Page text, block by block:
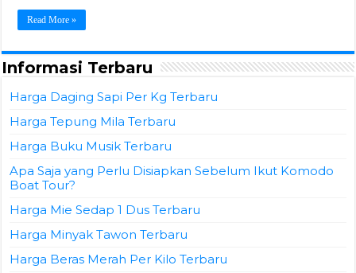
Read More »
Informasi Terbaru
Harga Daging Sapi Per Kg Terbaru
Harga Tepung Mila Terbaru
Harga Buku Musik Terbaru
Apa Saja yang Perlu Disiapkan Sebelum Ikut Komodo
Boat Tour?
Harga Mie Sedap 1 Dus Terbaru
Harga Minyak Tawon Terbaru
Harga Beras Merah Per Kilo Terbaru